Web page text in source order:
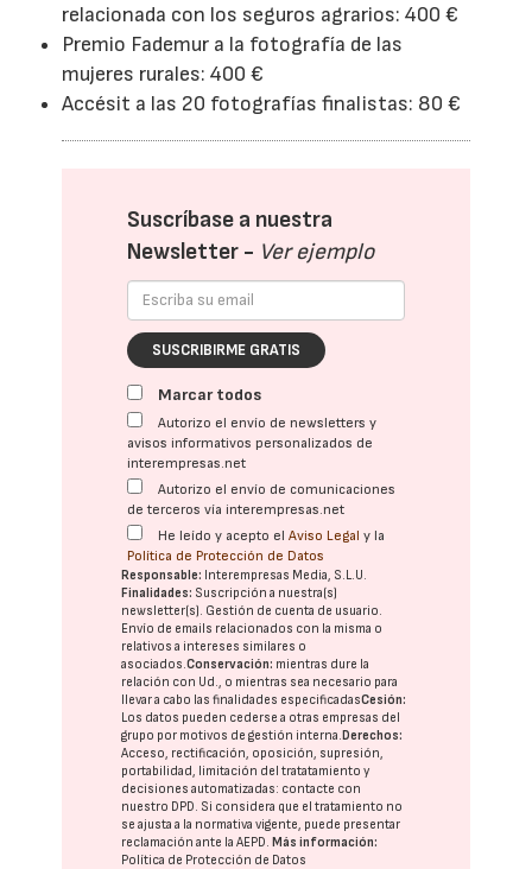
relacionada con los seguros agrarios: 400 €
Premio Fademur a la fotografía de las
mujeres rurales: 400 €
Accésit a las 20 fotografías finalistas: 80 €
Suscríbase a nuestra
Newsletter - Ver ejemplo
SUSCRIBIRME GRATIS
Marcar todos
Autorizo el envío de newsletters y
avisos informativos personalizados de
interempresas.net
Autorizo el envío de comunicaciones
de terceros vía interempresas.net
He leído y acepto elAviso Legal y la
Política de Protección de Datos
Responsable: Interempresas Media, S.L.U.
Finalidades: Suscripción a nuestra(s)
newsletter(s). Gestión de cuenta de usuario.
Envío de emails relacionados con la misma o
relativos a intereses similares o
asociados.Conservación: mientras dure la
relación con Ud., o mientras sea necesario para
llevar a cabo las finalidades especificadasCesión:
Los datos pueden cederse a otras empresas del
grupo por motivos de gestión interna.Derechos:
Acceso, rectificación, oposición, supresión,
portabilidad, limitación del tratatamiento y
decisiones automatizadas: contacte con
nuestro DPD. Si considera que el tratamiento no
se ajusta a la normativa vigente, puede presentar
reclamación ante laAEPD.Más información:
Política de Protección de Datos